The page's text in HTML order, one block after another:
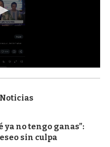
ya no tengo ganas”:
sin culpa